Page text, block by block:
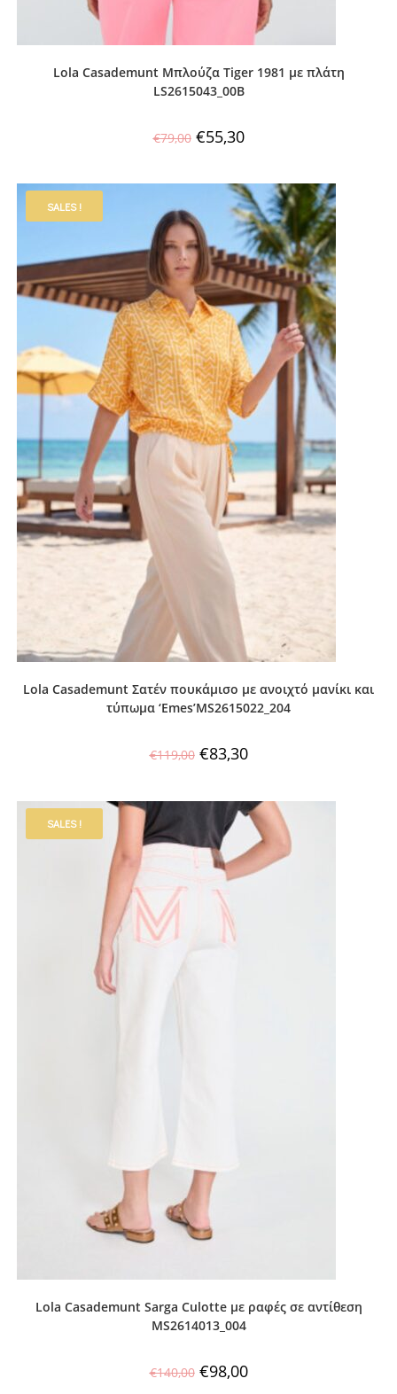
Lola Casademunt Μπλούζα Tiger 1981 με πλάτη
LS2615043_00B
€79,00 €55,30
SALES !
Lola Casademunt Σατέν πουκάμισο με ανοιχτό μανίκι και
τύπωμα ‘Emes’MS2615022_204
€119,00 €83,30
SALES !
Lola Casademunt Sarga Culotte με ραφές σε αντίθεση
MS2614013_004
€140,00 €98,00